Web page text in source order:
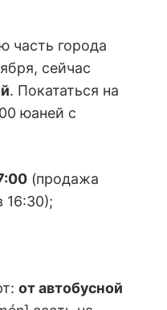
часть города
сейчас
. Покататься на
юаней с
(продажа
16:30);
от автобусной